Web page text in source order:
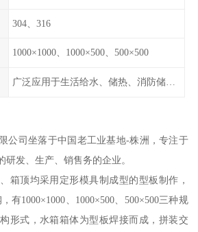
304、316
1000×1000、1000×500、500×500
广泛应用于生活给水、储热、消防储水、工业储水、膨胀水箱等系统。
公司坐落于中国老工业基地-株洲，专注于
发、生产、销售务的企业。
箱顶均采用定形模具制成型的型板制作，
有1000×1000、1000×500、500×500三种规
形式，水箱箱体为型板焊接而成，拼装交